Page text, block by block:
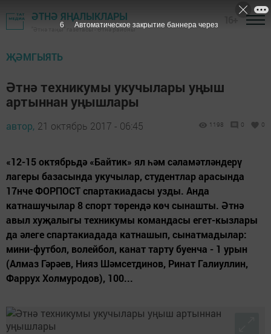
ӘТНӘ ЯҢАЛЫКЛАРЫ
"Әтнә таңы" газетасы - Әтнә районы
ҖӘМГЫЯТЬ
Әтнә техникумы укучылары уңыш
артыннан уңышлары
автор, 21 октябрь 2017 - 06:45 1198 0 0
«12-15 октябрьдә «Байтик» ял һәм сәламәтләндерү
лагеры базасында укучылар, студентлар арасында
17нче ФОРПОСТ спартакиадасы узды. Анда
катнашучылар 8 спорт төрендә көч сынашты. Әтнә
авыл хуҗалыгы техникумы командасы егет-кызлары
да әлеге спартакиадада катнашып, сынатмадылар:
мини-футбол, волейбол, канат тарту буенча - 1 урын
(Алмаз Гәрәев, Нияз Шәмсетдинов, Ринат Галиуллин,
Фаррух Холмуродов), 100...
5 Автоматическое закрытие баннера через